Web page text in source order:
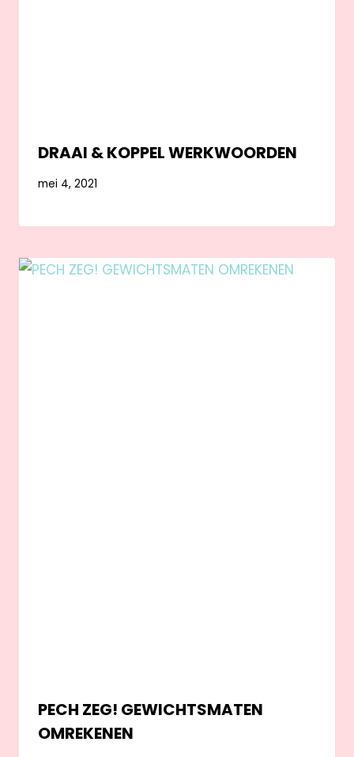
DRAAI & KOPPEL WERKWOORDEN
mei 4, 2021
PECH ZEG! GEWICHTSMATEN
OMREKENEN